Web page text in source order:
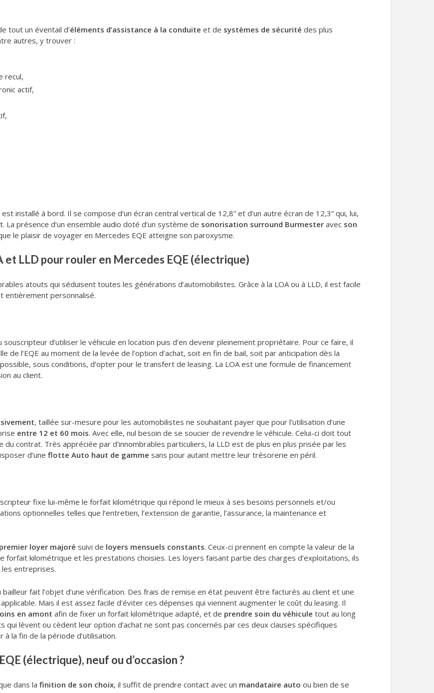
tout un éventail d’éléments d’assistance à la conduite et de systèmes de sécurité des plus
autres, y trouver :
recul,
actif,
est installé à bord. Il se compose d’un écran central vertical de 12,8” et d’un autre écran de 12,3” qui, lui,
présence d’un ensemble audio doté d’un système de sonorisation surround Burmester avec son
le plaisir de voyager en Mercedes EQE atteigne son paroxysme.
et LLD pour rouler en Mercedes EQE (électrique)
atouts qui séduisent toutes les générations d’automobilistes. Grâce à la LOA ou à LLD, il est facile
entièrement personnalisé.
souscripteur d’utiliser le véhicule en location puis d’en devenir pleinement propriétaire. Pour ce faire, il
de l’EQE au moment de la levée de l’option d’achat, soit en fin de bail, soit par anticipation dès la
sous conditions, d’opter pour le transfert de leasing. La LOA est une formule de financement
au client.
, taillée sur-mesure pour les automobilistes ne souhaitant payer que pour l’utilisation d’une
entre 12 et 60 mois. Avec elle, nul besoin de se soucier de revendre le véhicule. Celui-ci doit tout
contrat. Très appréciée par d’innombrables particuliers, la LLD est de plus en plus prisée par les
d’une flotte Auto haut de gamme sans pour autant mettre leur trésorerie en péril.
fixe lui-même le forfait kilométrique qui répond le mieux à ses besoins personnels et/ou
optionnelles telles que l’entretien, l’extension de garantie, l’assurance, la maintenance et
premier loyer majoré suivi de loyers mensuels constants. Ceux-ci prennent en compte la valeur de la
forfait kilométrique et les prestations choisies. Les loyers faisant partie des charges d’exploitations, ils
entreprises.
bailleur fait l’objet d’une vérification. Des frais de remise en état peuvent être facturés au client et une
Mais il est assez facile d’éviter ces dépenses qui viennent augmenter le coût du leasing. Il
en amont afin de fixer un forfait kilométrique adapté, et de prendre soin du véhicule tout au long
qui lèvent ou cèdent leur option d’achat ne sont pas concernés par ces deux clauses spécifiques
à la fin de la période d’utilisation.
(électrique), neuf ou d’occasion ?
dans la finition de son choix, il suffit de prendre contact avec un mandataire auto ou bien de se